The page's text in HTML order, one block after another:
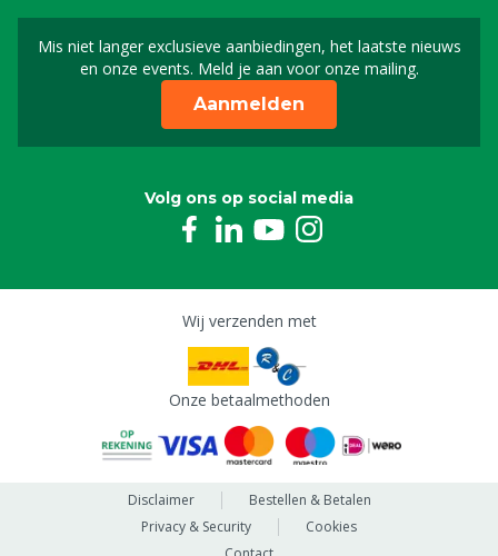
Mis niet langer exclusieve aanbiedingen, het laatste nieuws
en onze events. Meld je aan voor onze mailing.
Schrijf je in voor onze
Aanmelden
Volg ons op social media
Wij verzenden met
Onze betaalmethoden
Disclaimer
Bestellen & Betalen
Privacy & Security
Cookies